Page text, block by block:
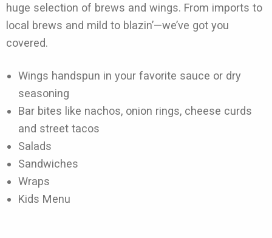
huge selection of brews and wings. From imports to
local brews and mild to blazin’—we’ve got you
covered.
Wings handspun in your favorite sauce or dry
seasoning
Bar bites like nachos, onion rings, cheese curds
and street tacos
Salads
Sandwiches
Wraps
Kids Menu